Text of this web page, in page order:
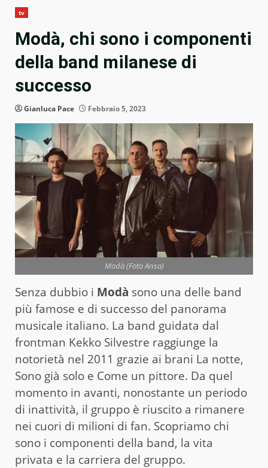
tv
Modà, chi sono i componenti
della band milanese di
successo
Gianluca Pace Febbraio 5, 2023
Modà (Foto Ansa)
Senza dubbio i Modà sono una delle band
più famose e di successo del panorama
musicale italiano. La band guidata dal
frontman Kekko Silvestre raggiunge la
notorietà nel 2011 grazie ai brani La notte,
Sono già solo e Come un pittore. Da quel
momento in avanti, nonostante un periodo
di inattività, il gruppo è riuscito a rimanere
nei cuori di milioni di fan. Scopriamo chi
sono i componenti della band, la vita
privata e la carriera del gruppo.